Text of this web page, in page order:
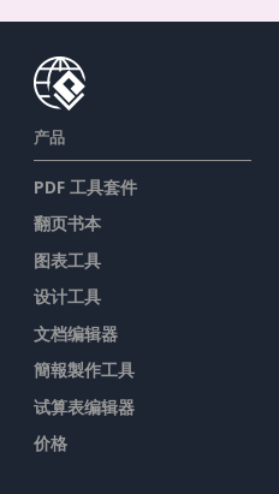
产品
PDF 工具套件
翻页书本
图表工具
设计工具
文档编辑器
簡報製作工具
试算表编辑器
价格